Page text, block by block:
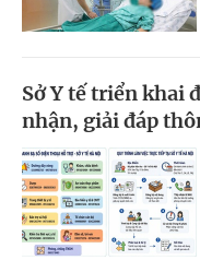
Sở Y tế triển khai
nhận, giải đáp